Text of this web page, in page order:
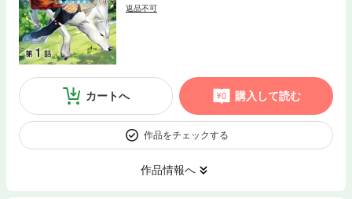
返品不可
カートへ 購入して読む
作品をチェックする
作品情報へ